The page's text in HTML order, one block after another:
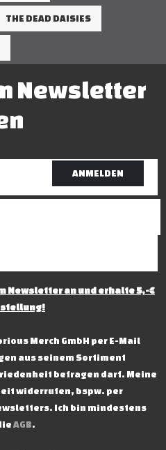
THE DEAD DAISIES
Newsletter
ANMELDEN
Newsletter an und erhalte 5,-€
Merch GmbH per E-Mail
aus seinem Sortiment
befragen darf. Meine
widerrufen, bspw. per
Ich bin mindestens
AGB.